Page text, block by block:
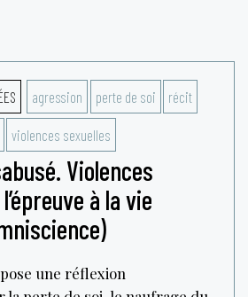
agression perte de soi récit
violences sexuelles
Violences
à la vie
une réflexion